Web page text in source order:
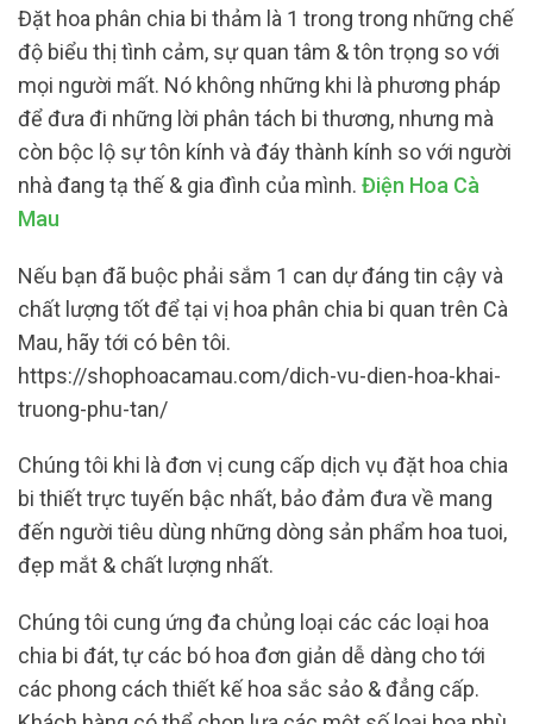
Đặt hoa phân chia bi thảm là 1 trong trong những chế
độ biểu thị tình cảm, sự quan tâm & tôn trọng so với
mọi người mất. Nó không những khi là phương pháp
để đưa đi những lời phân tách bi thương, nhưng mà
còn bộc lộ sự tôn kính và đáy thành kính so với người
nhà đang tạ thế & gia đình của mình. Điện Hoa Cà
Mau
Nếu bạn đã buộc phải sắm 1 can dự đáng tin cậy và
chất lượng tốt để tại vị hoa phân chia bi quan trên Cà
Mau, hãy tới có bên tôi.
https://shophoacamau.com/dich-vu-dien-hoa-khai-
truong-phu-tan/
Chúng tôi khi là đơn vị cung cấp dịch vụ đặt hoa chia
bi thiết trực tuyến bậc nhất, bảo đảm đưa về mang
đến người tiêu dùng những dòng sản phẩm hoa tuoi,
đẹp mắt & chất lượng nhất.
Chúng tôi cung ứng đa chủng loại các các loại hoa
chia bi đát, tự các bó hoa đơn giản dễ dàng cho tới
các phong cách thiết kế hoa sắc sảo & đẳng cấp.